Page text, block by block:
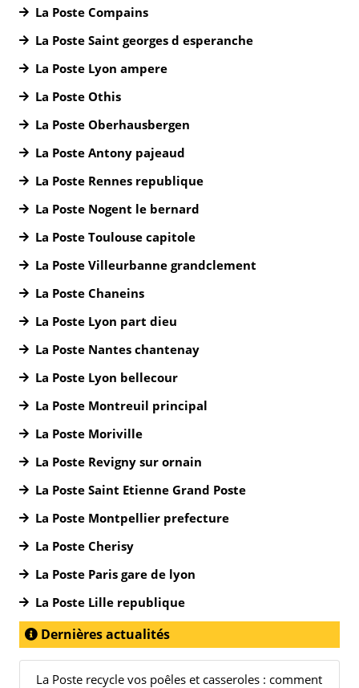
La Poste Compains
La Poste Saint georges d esperanche
La Poste Lyon ampere
La Poste Othis
La Poste Oberhausbergen
La Poste Antony pajeaud
La Poste Rennes republique
La Poste Nogent le bernard
La Poste Toulouse capitole
La Poste Villeurbanne grandclement
La Poste Chaneins
La Poste Lyon part dieu
La Poste Nantes chantenay
La Poste Lyon bellecour
La Poste Montreuil principal
La Poste Moriville
La Poste Revigny sur ornain
La Poste Saint Etienne Grand Poste
La Poste Montpellier prefecture
La Poste Cherisy
La Poste Paris gare de lyon
La Poste Lille republique
Dernières actualités
La Poste recycle vos poêles et casseroles : comment